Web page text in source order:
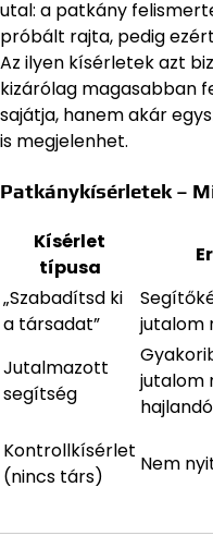
utal: a patkány
próbált rajta, pedig
Az ilyen kísérletek azt
kizárólag magasabban
sajátja, hanem akár
is megjelenhet.
Patkánykísérletek –
Kísérlet
típusa
„Szabadítsd ki
a társadat”
jutalom
Jutalmazott
segítség
jutalom
Kontrollkísérlet
(nincs társ)
Nem